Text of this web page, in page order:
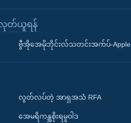
လုတ်ယူရန်
ဗွီအိုအေမိုဘိုင်းလ်သတင်းအက်ပ်-Apple
လွတ်လပ်တဲ့ အာရှအသံ RFA
အေမရိကန္အစိုးရမူဝါဒ